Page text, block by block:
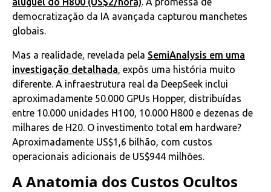
democratização da IA avançada capturou manchetes
globais.
Mas a realidade, revelada pela SemiAnalysis em uma
investigação detalhada, expôs uma história muito
diferente. A infraestrutura real da DeepSeek inclui
aproximadamente 50.000 GPUs Hopper, distribuídas
entre 10.000 unidades H100, 10.000 H800 e dezenas de
milhares de H20. O investimento total em hardware?
Aproximadamente US$1,6 bilhão, com custos
operacionais adicionais de US$944 milhões.
A Anatomia dos Custos Ocultos